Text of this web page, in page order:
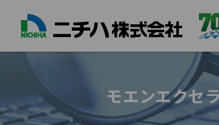
モエンエクセ